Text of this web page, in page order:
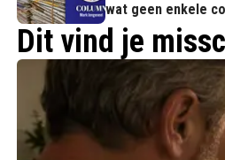
wat geen enkele
op hun eigen
Dit vind je